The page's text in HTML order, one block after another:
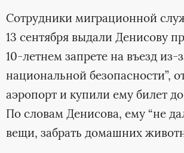
Сотрудники миграционной
13 сентября выдали Денисову
10-летнем запрете на въезд из-
национальной безопасности”,
аэропорт и купили ему билет
По словам Денисова, ему “не
вещи, забрать домашних